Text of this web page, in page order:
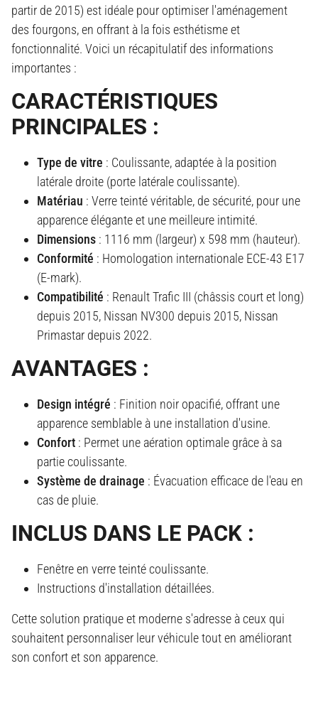
partir de 2015) est idéale pour optimiser l'aménagement
des fourgons, en offrant à la fois esthétisme et
fonctionnalité. Voici un récapitulatif des informations
importantes :
CARACTÉRISTIQUES
PRINCIPALES :
Type de vitre : Coulissante, adaptée à la position
latérale droite (porte latérale coulissante).
Matériau : Verre teinté véritable, de sécurité, pour une
apparence élégante et une meilleure intimité.
Dimensions : 1116 mm (largeur) x 598 mm (hauteur).
Conformité : Homologation internationale ECE-43 E17
(E-mark).
Compatibilité : Renault Trafic III (châssis court et long)
depuis 2015, Nissan NV300 depuis 2015, Nissan
Primastar depuis 2022.
AVANTAGES :
Design intégré : Finition noir opacifié, offrant une
apparence semblable à une installation d'usine.
Confort : Permet une aération optimale grâce à sa
partie coulissante.
Système de drainage : Évacuation efficace de l'eau en
cas de pluie.
INCLUS DANS LE PACK :
Fenêtre en verre teinté coulissante.
Instructions d'installation détaillées.
Cette solution pratique et moderne s'adresse à ceux qui
souhaitent personnaliser leur véhicule tout en améliorant
son confort et son apparence.